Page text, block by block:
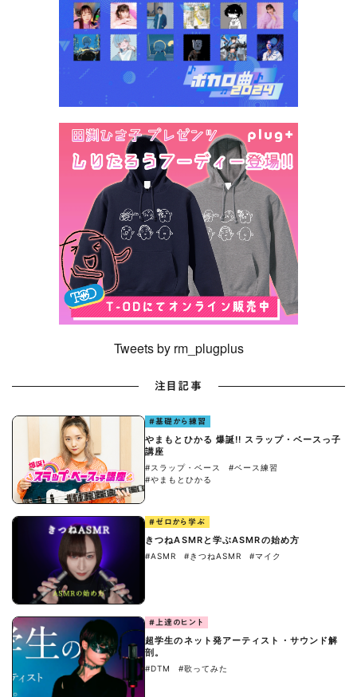
Tweets by rm_plugplus
注目記事
#基礎から練習
やまもとひかる 爆誕!! スラップ・ベースっ子
講座
#スラップ・ベース
#ベース練習
#やまもとひかる
#ゼロから学ぶ
きつねASMRと学ぶASMRの始め方
#ASMR #きつねASMR #マイク
#上達のヒント
超学生のネット発アーティスト・サウンド解
剖。
#DTM #歌ってみた